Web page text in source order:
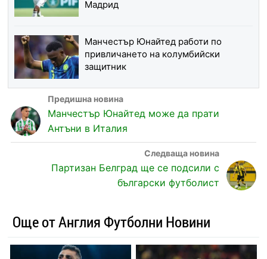
Мадрид
Манчестър Юнайтед работи по
привличането на колумбийски
защитник
Манчестър Юнайтед може да прати
Антъни в Италия
Партизан Белград ще се подсили с
български футболист
Още от Англия Футболни Новини